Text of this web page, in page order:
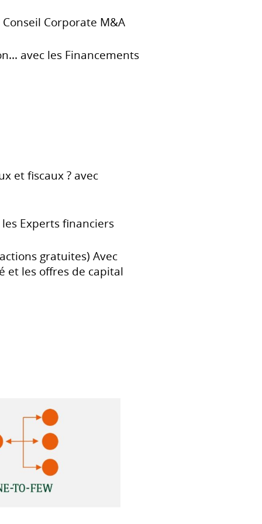
Corporate M&A
avec les Financements
et fiscaux ? avec
Experts financiers
gratuites) Avec
et les offres de capital